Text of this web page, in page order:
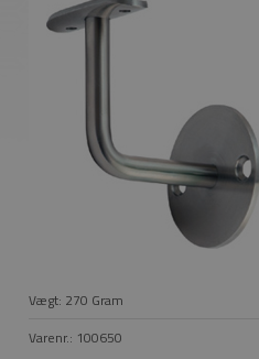
Vægt: 270 Gram
Varenr.: 100650